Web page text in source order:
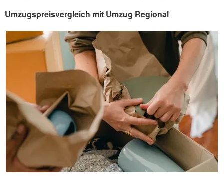
Umzugspreisvergleich mit Umzug Regional